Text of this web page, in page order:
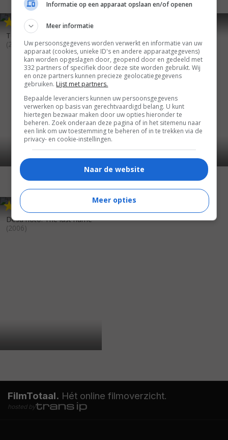
,0
Tôkyô zankoku keisatsu
(2008)
7,
Desu nôto: The last name
(2006)
FilmTotaal. Hét online filmoverzicht.
hosted by
Informatie op een apparaat opslaan en/of openen
Meer informatie
Uw persoonsgegevens worden verwerkt en informatie van uw
apparaat (cookies, unieke ID's en andere apparaatgegevens)
kan worden opgeslagen door, geopend door en gedeeld met
332 partners of specifiek door deze site worden gebruikt. Wij
en onze partners kunnen precieze geolocatiegegevens
gebruiken. Lijst met partners.
Bepaalde leveranciers kunnen uw persoonsgegevens
verwerken op basis van gerechtvaardigd belang. U kunt
hiertegen bezwaar maken door uw opties hieronder te
beheren. Zoek onderaan deze pagina of in het sitemenu naar
een link om uw toestemming te beheren of in te trekken via de
privacy- en cookie-instellingen.
Naar de website
Meer opties